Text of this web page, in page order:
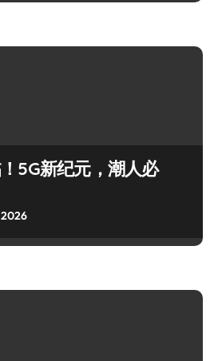
5G新纪元，潮人必
2026